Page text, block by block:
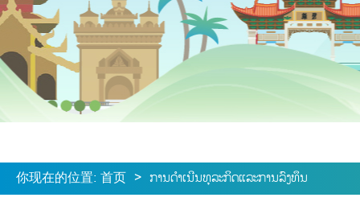
你现在的位置: 首页 > ການດໍາເນີນທຸລະກິດແລະການລົງທຶນ